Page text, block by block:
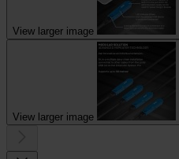
View larger image
View larger image